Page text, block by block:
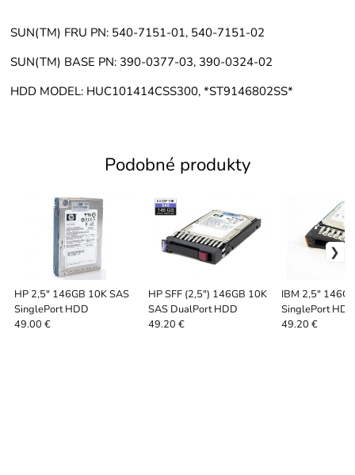
SUN(TM) FRU PN: 540-7151-01, 540-7151-02
SUN(TM) BASE PN: 390-0377-03, 390-0324-02
HDD MODEL: HUC101414CSS300, *ST9146802SS*
Podobné produkty
HP 2,5" 146GB 10K SAS
SinglePort HDD
49.00 €
HP SFF (2,5") 146GB 10K
SAS DualPort HDD
49.20 €
IBM 2,5"
SinglePort
49.20 €